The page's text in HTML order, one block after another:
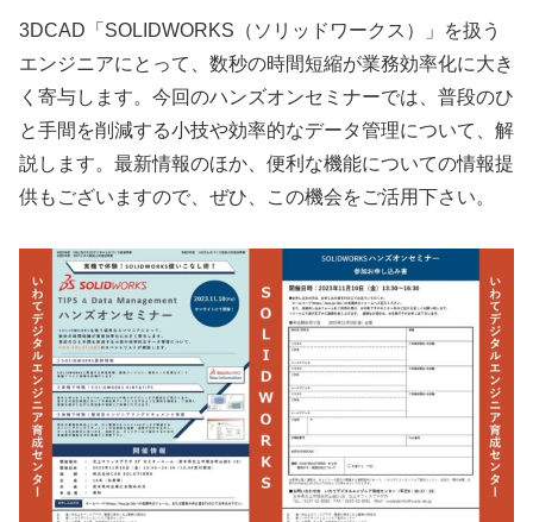
3DCAD「SOLIDWORKS（ソリッドワークス）」を扱う
エンジニアにとって、数秒の時間短縮が業務効率化に大き
く寄与します。今回のハンズオンセミナーでは、普段のひ
と手間を削減する小技や効率的なデータ管理について、解
説します。最新情報のほか、便利な機能についての情報提
供もございますので、ぜひ、この機会をご活用下さい。